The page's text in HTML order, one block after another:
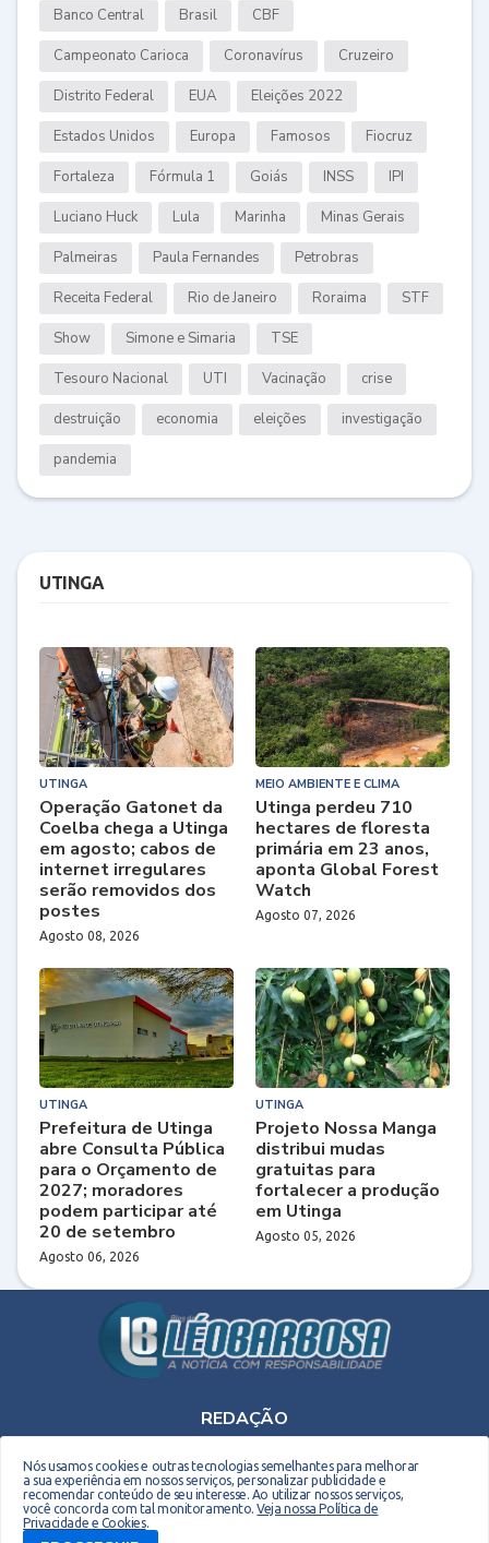
Banco Central Brasil CBF
Campeonato Carioca Coronavírus Cruzeiro
Distrito Federal EUA Eleições 2022
Estados Unidos Europa Famosos Fiocruz
Fortaleza Fórmula 1 Goiás INSS IPI
Luciano Huck Lula Marinha Minas Gerais
Palmeiras Paula Fernandes Petrobras
Receita Federal Rio de Janeiro Roraima STF
Show Simone e Simaria TSE
Tesouro Nacional UTI Vacinação crise
destruição economia eleições investigação
pandemia
UTINGA
UTINGA
Operação Gatonet da
Coelba chega a Utinga
em agosto; cabos de
internet irregulares
serão removidos dos
postes
Agosto 08, 2026
MEIO AMBIENTE E CLIMA
Utinga perdeu 710
hectares de floresta
primária em 23 anos,
aponta Global Forest
Watch
Agosto 07, 2026
UTINGA
Prefeitura de Utinga
abre Consulta Pública
para o Orçamento de
2027; moradores
podem participar até
20 de setembro
Agosto 06, 2026
UTINGA
Projeto Nossa Manga
distribui mudas
gratuitas para
fortalecer a produção
em Utinga
Agosto 05, 2026
REDAÇÃO
Nós usamos cookies e outras tecnologias semelhantes para melhorar
a sua experiência em nossos serviços, personalizar publicidade e
recomendar conteúdo de seu interesse. Ao utilizar nossos serviços,
você concorda com tal monitoramento.Veja nossa Política de
Privacidade e Cookies.